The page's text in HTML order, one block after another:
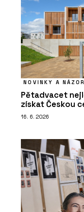
NOVINKY A
Pětadvacet
získat Českou
16. 6. 2026